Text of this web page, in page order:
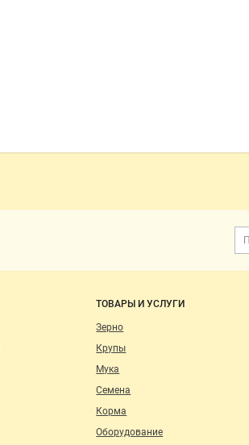
ТОВАРЫ И УСЛУГИ
Зерно
Крупы
Мука
Семена
Корма
Оборудование